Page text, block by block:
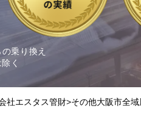
乗り換え
く
社エスタス管財>その他大阪市全